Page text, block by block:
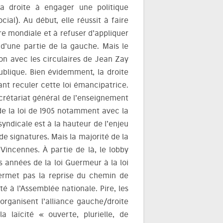
droite à engager une politique
Au début, elle réussit à faire
mondiale et à refuser d’appliquer
partie de la gauche. Mais le
avec les circulaires de Jean Zay
Bien évidemment, la droite
reculer cette loi émancipatrice.
général de l’enseignement
la loi de 1905 notamment avec la
est à la hauteur de l’enjeu
signatures. Mais la majorité de la
À partie de là, le lobby
années de la loi Guermeur à la loi
pas la reprise du chemin de
à l’Assemblée nationale. Pire, les
l’alliance gauche/droite
laïcité « ouverte, plurielle, de